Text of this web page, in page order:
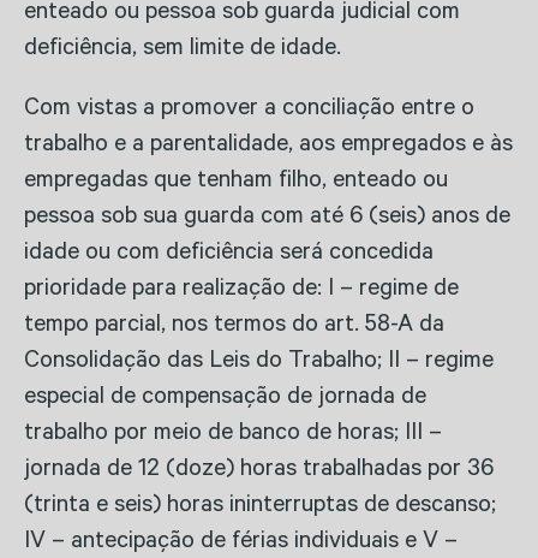
enteado ou pessoa sob guarda judicial com
deficiência, sem limite de idade.
Com vistas a promover a conciliação entre o
trabalho e a parentalidade, aos empregados e às
empregadas que tenham filho, enteado ou
pessoa sob sua guarda com até 6 (seis) anos de
idade ou com deficiência será concedida
prioridade para realização de: I – regime de
tempo parcial, nos termos do art. 58-A da
Consolidação das Leis do Trabalho; II – regime
especial de compensação de jornada de
trabalho por meio de banco de horas; III –
jornada de 12 (doze) horas trabalhadas por 36
(trinta e seis) horas ininterruptas de descanso;
IV – antecipação de férias individuais e V –